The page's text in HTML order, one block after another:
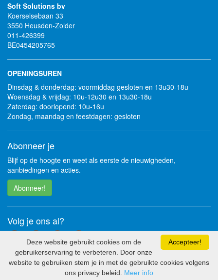
Soft Solutions bv
Koerselsebaan 33
3550 Heusden-Zolder
011-426399
BE0454205765
OPENINGSUREN
Dinsdag & donderdag: voormiddag gesloten en 13u30-18u
Woensdag & vrijdag: 10u-12u30 en 13u30-18u
Zaterdag: doorlopend: 10u-16u
Zondag, maandag en feestdagen: gesloten
Abonneer je
Blijf op de hoogte en weet als eerste de nieuwigheden,
aanbiedingen en acties.
Abonneer!
Volg je ons al?
2026 - Soft Solutions bv
Accepteer!
Deze website gebruikt cookies om de
gebruikerservaring te verbeteren. Door onze
website te gebruiken stem je in met de gebruikte cookies volgens
ons privacy beleid. Meer info